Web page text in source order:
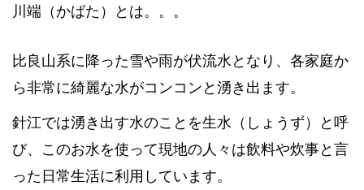
川端（かばた）とは。。。
比良山系に降った雪や雨が伏流水となり、各家庭か
ら非常に綺麗な水がコンコンと湧き出ます。
針江では湧き出す水のことを生水（しょうず）と呼
び、このお水を使って現地の人々は飲料や炊事と言
った日常生活に利用しています。